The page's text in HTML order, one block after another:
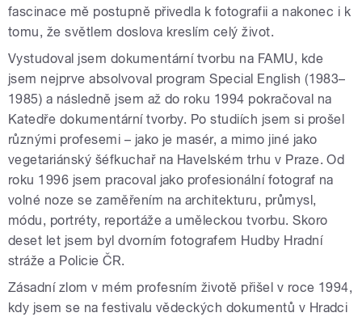
fascinace mě postupně přivedla k fotografii a nakonec i k
tomu, že světlem doslova kreslím celý život.
Vystudoval jsem dokumentární tvorbu na FAMU, kde
jsem nejprve absolvoval program Special English (1983–
1985) a následně jsem až do roku 1994 pokračoval na
Katedře dokumentární tvorby. Po studiích jsem si prošel
různými profesemi – jako je masér, a mimo jiné jako
vegetariánský šéfkuchař na Havelském trhu v Praze. Od
roku 1996 jsem pracoval jako profesionální fotograf na
volné noze se zaměřením na architekturu, průmysl,
módu, portréty, reportáže a uměleckou tvorbu. Skoro
deset let jsem byl dvorním fotografem Hudby Hradní
stráže a Policie ČR.
Zásadní zlom v mém profesním životě přišel v roce 1994,
kdy jsem se na festivalu vědeckých dokumentů v Hradci